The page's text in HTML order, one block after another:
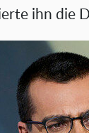
ihn die